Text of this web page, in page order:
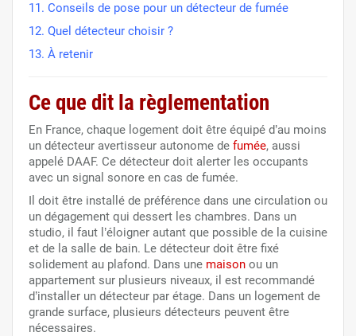
11. Conseils de pose pour un détecteur de fumée
12. Quel détecteur choisir ?
13. À retenir
Ce que dit la règlementation
En France, chaque logement doit être équipé d’au moins
un détecteur avertisseur autonome de fumée, aussi
appelé DAAF. Ce détecteur doit alerter les occupants
avec un signal sonore en cas de fumée.
Il doit être installé de préférence dans une circulation ou
un dégagement qui dessert les chambres. Dans un
studio, il faut l’éloigner autant que possible de la cuisine
et de la salle de bain. Le détecteur doit être fixé
solidement au plafond. Dans une maison ou un
appartement sur plusieurs niveaux, il est recommandé
d’installer un détecteur par étage. Dans un logement de
grande surface, plusieurs détecteurs peuvent être
nécessaires.